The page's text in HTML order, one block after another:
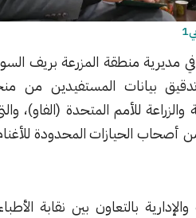
المزرعة بريف السويداء الغربي،
المستفيدين من منحة الأعلاف
المتحدة (الفاو)، والتي تستهدف
المحدودة للأغنام والماعز في
بين نقابة الأطباء البيطريين